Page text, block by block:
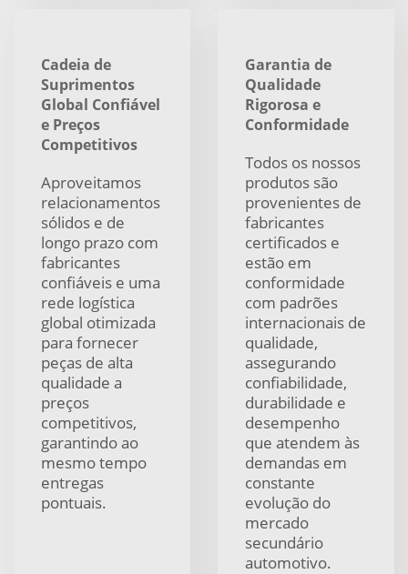
Cadeia de
Suprimentos
Global Confiável
e Preços
Competitivos
Aproveitamos
relacionamentos
sólidos e de
longo prazo com
fabricantes
confiáveis e uma
rede logística
global otimizada
para fornecer
peças de alta
qualidade a
preços
competitivos,
garantindo ao
mesmo tempo
entregas
pontuais.
Garantia de
Qualidade
Rigorosa e
Conformidade
Todos os nossos
produtos são
provenientes de
fabricantes
certificados e
estão em
conformidade
com padrões
internacionais de
qualidade,
assegurando
confiabilidade,
durabilidade e
desempenho
que atendem às
demandas em
constante
evolução do
mercado
secundário
automotivo.